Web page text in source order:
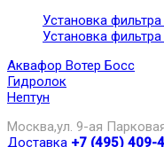
Установка
Установка
Аквафор Вотер Босс
Гидролок
Нептун
Москва,ул. 9-ая
Доставка +7 (495) 409-